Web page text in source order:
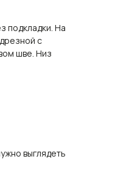
подкладки. На
с
шве. Низ
выглядеть